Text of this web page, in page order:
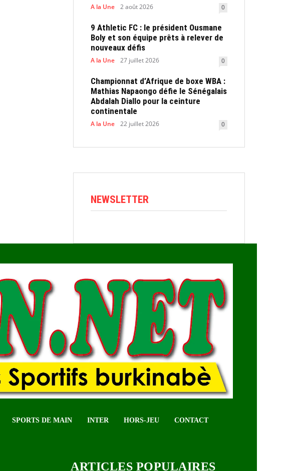
A la Une 2 août 2026 0
9 Athletic FC : le président Ousmane
Boly et son équipe prêts à relever de
nouveaux défis
A la Une 27 juillet 2026 0
Championnat d’Afrique de boxe WBA :
Mathias Napaongo défie le Sénégalais
Abdalah Diallo pour la ceinture
continentale
A la Une 22 juillet 2026 0
NEWSLETTER
SPORTS DE MAIN INTER HORS-JEU CONTACT
ARTICLES POPULAIRES